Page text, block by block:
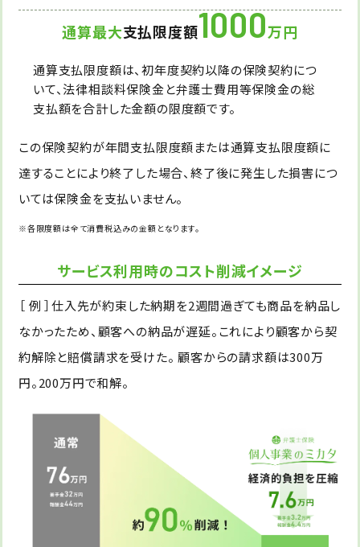
通算最大支払限度額1000万円
通算支払限度額は、初年度契約以降の保険契約につ
いて、法律相談料保険金と弁護士費用等保険金の総
支払額を合計した金額の限度額です。
この保険契約が年間支払限度額または通算支払限度額に
達することにより終了した場合、終了後に発生した損害につ
いては保険金を支払いません。
※各限度額は全て消費税込みの金額となります。
サービス利用時のコスト削減イメージ
［ 例 ］仕入先が約束した納期を2週間過ぎても商品を納品し
なかったため、顧客への納品が遅延。これにより顧客から契
約解除と賠償請求を受けた。 顧客からの請求額は300万
円。200万円で和解。